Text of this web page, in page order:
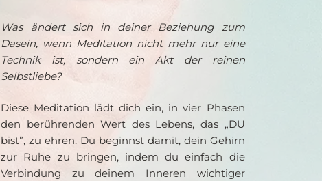
Was ändert sich in deiner Beziehung zum
Dasein, wenn Meditation nicht mehr nur eine
Technik ist, sondern ein Akt der reinen
Selbstliebe?
Diese Meditation lädt dich ein, in vier Phasen
den berührenden Wert des Lebens, das „DU
bist”, zu ehren. Du beginnst damit, dein Gehirn
zur Ruhe zu bringen, indem du einfach die
Verbindung zu deinem Inneren wichtiger